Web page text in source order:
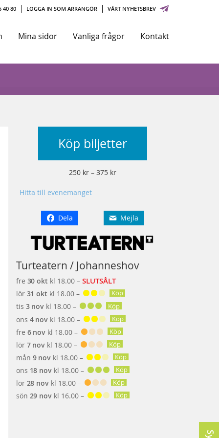
40 80 LOGGA IN SOM ARRANGÖR VÅRT NYHETSBREV
Mina sidor Vanliga frågor Kontakt
Köp biljetter
250 kr – 375 kr
Hitta till evenemanget
Dela Mejla
Turteatern / Johanneshov
fre 30 okt kl 18.00 – SLUTSÅLT
lör 31 okt kl 18.00 – Köp
tis 3 novkl 18.00 – Köp
ons 4 novkl 18.00 – Köp
fre 6 novkl 18.00 – Köp
lör 7 novkl 18.00 – Köp
mån 9 novkl 18.00 – Köp
ons 18 novkl 18.00 – Köp
lör 28 novkl 18.00 – Köp
sön 29 novkl 16.00 – Köp